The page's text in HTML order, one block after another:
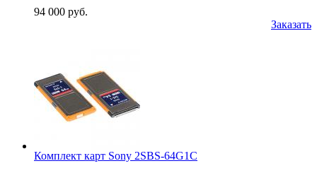
94 000 руб.
Заказать
Комплект карт Sony 2SBS-64G1C